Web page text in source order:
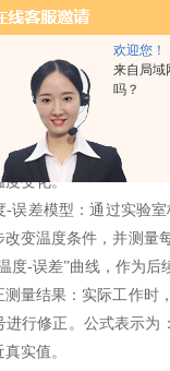
欢迎您！
来自局域
吗？
会因温度升高而增大，
更为明显。因此，温度
采用多种融合策略来
高效的方案。
片温度补偿原理
温度：在传感器附近
变化。
差模型：通过实验室
改变温度条件，并测量
度-误差”曲线，作为后
结果：实际工作时，
进行修正。公式表示为
实值。